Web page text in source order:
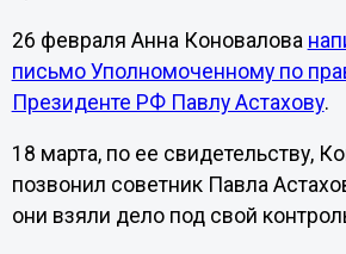
26 февраля Анна Коновалова
письмо Уполномоченному по
Президенте РФ Павлу Астахову.
18 марта, по ее свидетельству,
позвонил советник Павла
они взяли дело под свой